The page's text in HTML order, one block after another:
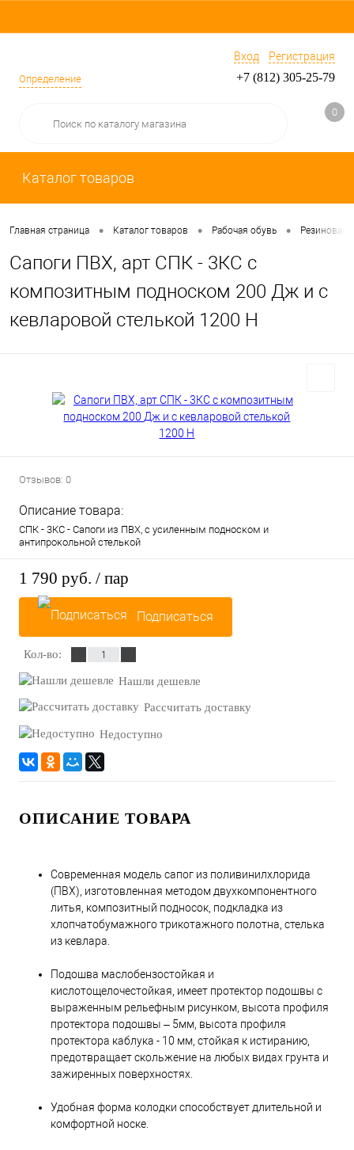
Определение
Вход Регистрация
+7 (812) 305-25-79
0
Каталог товаров
Главная страница • Каталог товаров • Рабочая обувь • Резиновая
Сапоги ПВХ, арт СПК - 3КС с
композитным подноском 200 Дж и с
кевларовой стелькой 1200 Н
Отзывов: 0
Описание товара:
СПК - 3КС - Сапоги из ПВХ, с усиленным подноском и
антипрокольной стелькой
1 790 руб. / пар
Подписаться
Кол-во:
Нашли дешевле
Рассчитать доставку
Недоступно
ОПИСАНИЕ ТОВАРА
Современная модель сапог из поливинилхлорида
(ПВХ), изготовленная методом двухкомпонентного
литья, композитный подносок, подкладка из
хлопчатобумажного трикотажного полотна, стелька
из кевлара.
Подошва маслобензостойкая и
кислотощелочестойкая, имеет протектор подошвы с
выраженным рельефным рисунком, высота профиля
протектора подошвы – 5мм, высота профиля
протектора каблука - 10 мм, стойкая к истиранию,
предотвращает скольжение на любых видах грунта и
зажиренных поверхностях.
Удобная форма колодки способствует длительной и
комфортной носке.